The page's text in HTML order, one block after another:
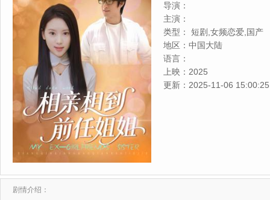
导演：
主演：
类型：
短剧,女频恋爱,国产
地区： 中国大陆
语言：
上映： 2025
更新： 2025-11-06 15:00:25
剧情介绍：